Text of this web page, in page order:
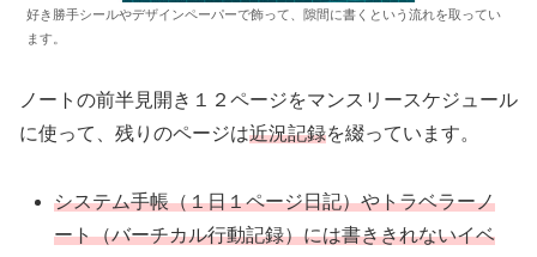
好き勝手シールやデザインペーパーで飾って、隙間に書くという流れを取ってい
ます。
ノートの前半見開き１２ページをマンスリースケジュール
に使って、残りのページは近況記録を綴っています。
システム手帳（１日１ページ日記）やトラベラーノ
ート（バーチカル行動記録）には書ききれないイベ